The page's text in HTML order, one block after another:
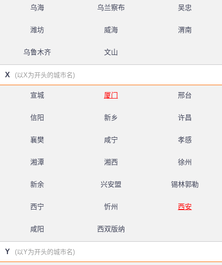
乌海 乌兰察布 吴忠
潍坊 威海 渭南
乌鲁木齐 文山
X (以X为开头的城市名)
宣城 厦门 邢台
信阳 新乡 许昌
襄樊 咸宁 孝感
湘潭 湘西 徐州
新余 兴安盟 锡林郭勒
西宁 忻州 西安
咸阳 西双版纳
Y (以Y为开头的城市名)